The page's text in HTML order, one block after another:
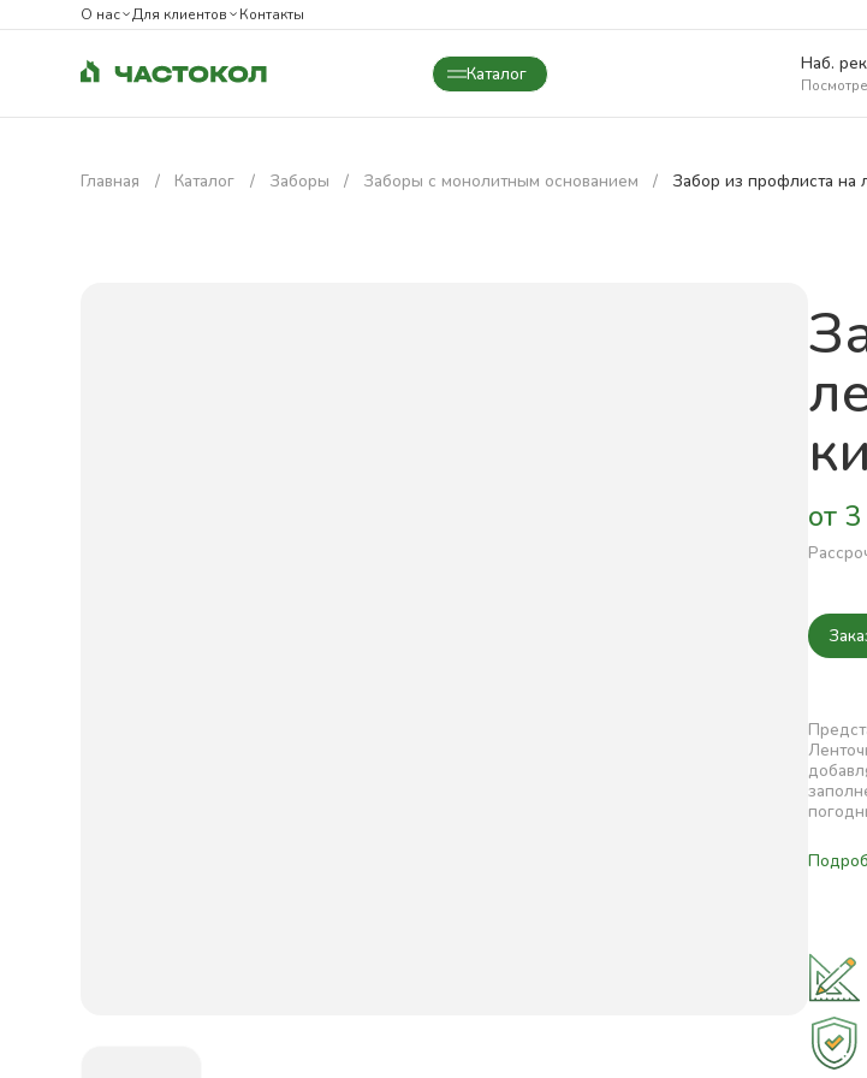
О нас Для клиентов Контакты
Каталог
Закрыть
Наб.
Главная Каталог Заборы Заборы с монолитным основанием Забор из профлиста на
от